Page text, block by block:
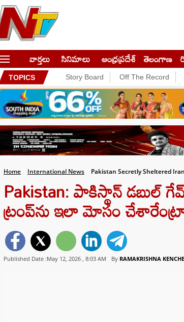
వార్తలు సినిమాలు ఆంధ్రప్రదేశ్ తెలంగాణ
TOPICS Story Board Off The Record
Home International News Pakistan Secretly Sheltered
Pakistan: పాకిస్థాన్ డబుల్
ట్రంప్‌ను ఇలా మోసం
Published Date :May 12, 2026 , 8:03 AM By RAMAKRISHNA KENCHE